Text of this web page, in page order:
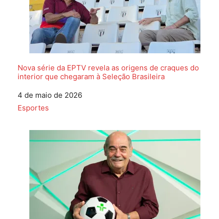
Nova série da EPTV revela as origens de craques do
interior que chegaram à Seleção Brasileira
Data
4 de maio de 2026
Em relação a
Esportes